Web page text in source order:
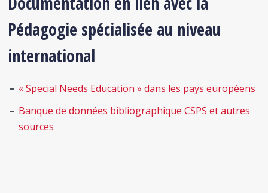
Pédagogie spécialisée au niveau
international
« Special Needs Education » dans les pays européens
Banque de données bibliographique CSPS et autres
sources